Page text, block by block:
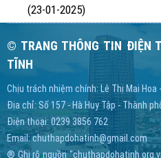
(23-01-2025)
© TRANG THÔNG TIN ĐIỆN
TĨNH
Chịu trách nhiệm chính: Lê Thị Mai Hoa
Địa chỉ: Số 157 - Hà Huy Tập - Thành
Điện thoại: 0239 3856 762
Email:chuthapdohatinh@gmail.com
® Ghi rõ nguồn